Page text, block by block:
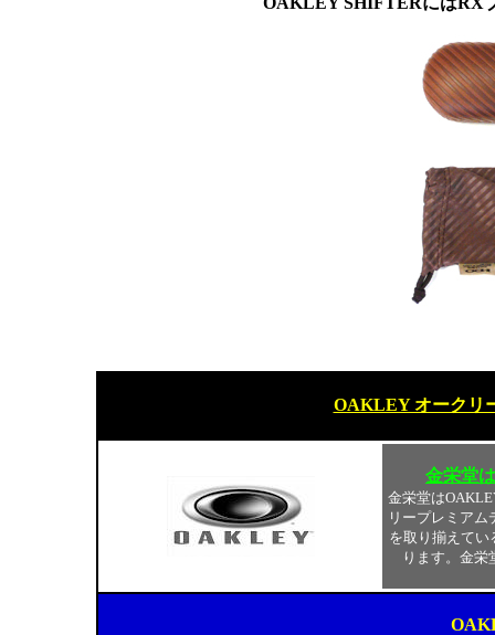
OAKLEY オークリ
金栄堂
金栄堂は
リープレミア
を取り揃えてい
ります。金栄